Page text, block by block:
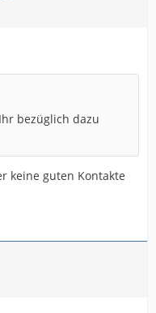
bezüglich dazu
keine guten Kontakte